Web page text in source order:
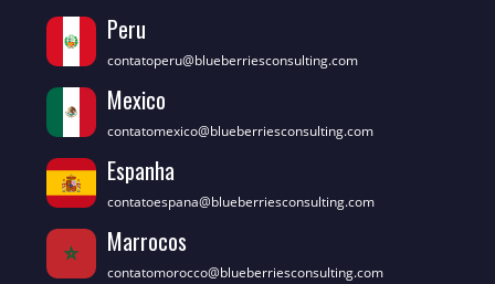
Peru
contatoperu@blueberriesconsulting.com
Mexico
contatomexico@blueberriesconsulting.com
Espanha
contatoespana@blueberriesconsulting.com
Marrocos
contatomorocco@blueberriesconsulting.com